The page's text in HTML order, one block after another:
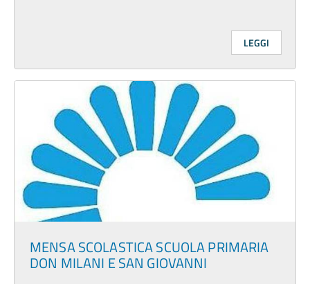
LEGGI
MENSA SCOLASTICA SCUOLA PRIMARIA
DON MILANI E SAN GIOVANNI